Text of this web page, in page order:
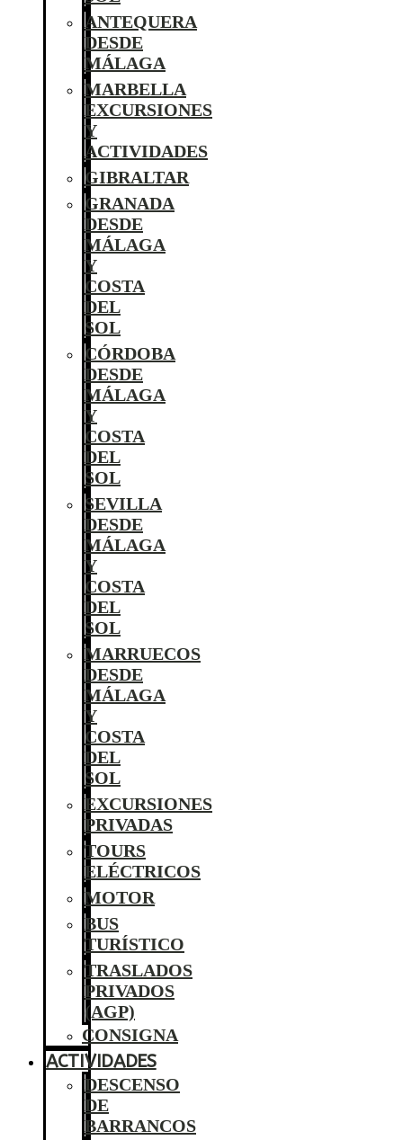
ANTEQUERA
DESDE
MÁLAGA
MARBELLA
EXCURSIONES
Y
ACTIVIDADES
GIBRALTAR
GRANADA
DESDE
MÁLAGA
Y
COSTA
DEL
SOL
CÓRDOBA
DESDE
MÁLAGA
Y
COSTA
DEL
SOL
SEVILLA
DESDE
MÁLAGA
Y
COSTA
DEL
SOL
MARRUECOS
DESDE
MÁLAGA
Y
COSTA
DEL
SOL
EXCURSIONES
PRIVADAS
TOURS
ELÉCTRICOS
MOTOR
BUS
TURÍSTICO
TRASLADOS
PRIVADOS
(AGP)
CONSIGNA
ACTIVIDADES
DESCENSO
DE
BARRANCOS